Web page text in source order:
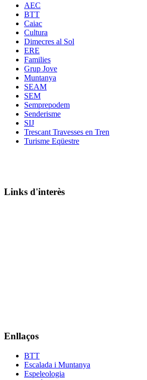
AEC
BTT
Caiac
Cultura
Dimecres al Sol
ERE
Families
Grup Jove
Muntanya
SEAM
SEM
Semprepodem
Senderisme
SIJ
Trescant Travesses en Tren
Turisme Eqüestre
Links d'interès
Enllaços
BTT
Escalada i Muntanya
Espeleologia